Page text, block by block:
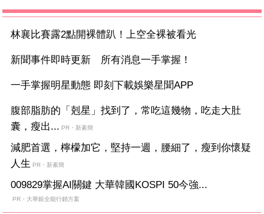
林襄比賽露2點開裸體趴！上空全裸被看光
新聞事件即時更新 所有消息一手掌握！
一手掌握明星動態 即刻下載娛樂星聞APP
腹部脂肪的「剋星」找到了，常吃這幾物，吃走大肚
囊，瘦出... PR・新素簡
減肥首選，檸檬加它，堅持一週，腰細了，瘦到你懷疑
人生
PR・新素簡
009829掌握AI關鍵 大華韓國KOSPI 50今強...
PR・大華銀全能行銷方案